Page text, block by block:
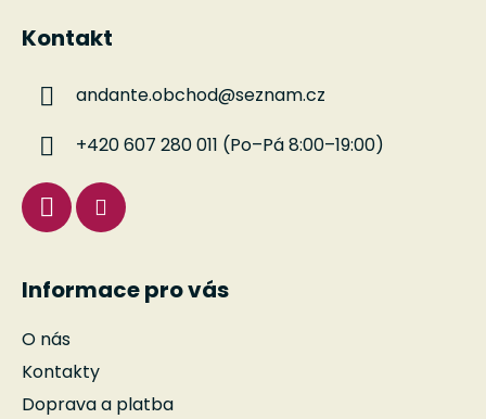
Kontakt
andante.obchod@seznam.cz
+420 607 280 011 (Po–Pá 8:00–19:00)
Informace pro vás
O nás
Kontakty
Doprava a platba